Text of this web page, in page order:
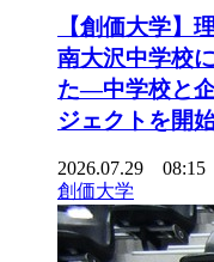
【創価大学】
南大沢中学校
た―中学校と
ジェクトを開
2026.07.29 08:15
創価大学